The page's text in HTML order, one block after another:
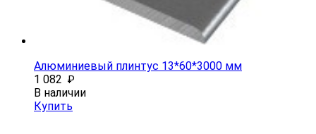
Алюминиевый плинтус 13*60*3000 мм
1 082 ₽
В наличии
Купить